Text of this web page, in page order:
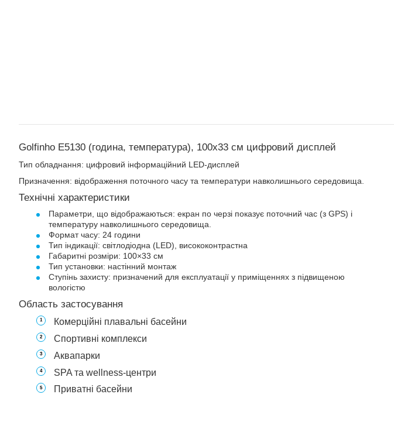
Golfinho E5130 (година, температура), 100x33 см цифровий дисплей
Тип обладнання: цифровий інформаційний LED-дисплей
Призначення: відображення поточного часу та температури навколишнього середовища.
Технічні характеристики
Параметри, що відображаються: екран по черзі показує поточний час (з GPS) і
температуру навколишнього середовища.
Формат часу: 24 години
Тип індикації: світлодіодна (LED), висококонтрастна
Габаритні розміри: 100×33 см
Тип установки: настінний монтаж
Ступінь захисту: призначений для експлуатації у приміщеннях з підвищеною
вологістю
Область застосування
Комерційні плавальні басейни
Спортивні комплекси
Аквапарки
SPA та wellness-центри
Приватні басейни